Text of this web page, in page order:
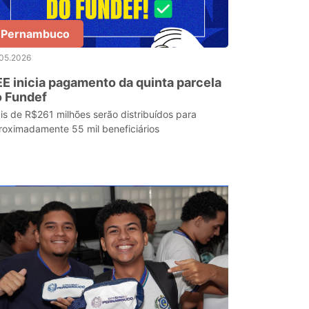
Pernambuco
inicia pagamento da quinta parcela
Fundef
de R$261 milhões serão distribuídos para
55 mil beneficiários